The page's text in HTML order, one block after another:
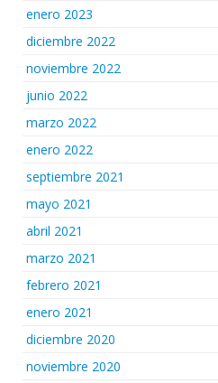
enero 2023
diciembre 2022
noviembre 2022
junio 2022
marzo 2022
enero 2022
septiembre 2021
mayo 2021
abril 2021
marzo 2021
febrero 2021
enero 2021
diciembre 2020
noviembre 2020